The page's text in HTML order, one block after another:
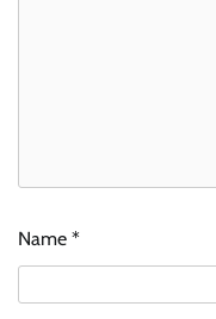
Name *